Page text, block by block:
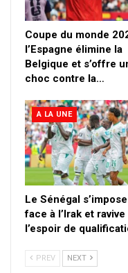
Coupe du monde
l’Espagne élimine la
Belgique et s’offre
choc contre la…
A LA UNE
Le Sénégal
face à l’Irak et ravive
l’espoir de
PREV NEXT